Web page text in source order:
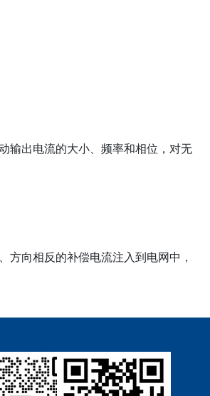
输出电流的大小、频率和相位，对无
向相反的补偿电流注入到电网中，